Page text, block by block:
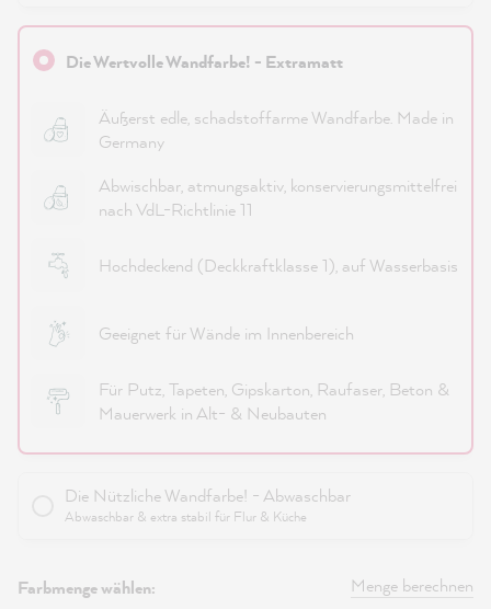
Die Wertvolle Wandfarbe! - Extramatt
Äußerst edle, schadstoffarme Wandfarbe. Made in
Germany
Abwischbar, atmungsaktiv, konservierungsmittelfrei
nach VdL-Richtlinie 11
Hochdeckend (Deckkraftklasse 1), auf Wasserbasis
Geeignet für Wände im Innenbereich
Für Putz, Tapeten, Gipskarton, Raufaser, Beton &
Mauerwerk in Alt- & Neubauten
Die Nützliche Wandfarbe! - Abwaschbar
Abwaschbar & extra stabil für Flur & Küche
Farbmenge wählen: Menge berechnen